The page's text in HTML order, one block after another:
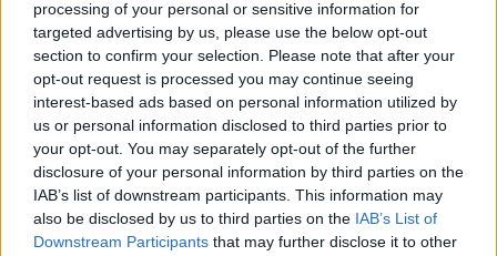
processing of your personal or sensitive information for
targeted advertising by us, please use the below opt-out
section to confirm your selection. Please note that after your
opt-out request is processed you may continue seeing
interest-based ads based on personal information utilized by
us or personal information disclosed to third parties prior to
your opt-out. You may separately opt-out of the further
disclosure of your personal information by third parties on the
IAB’s list of downstream participants. This information may
also be disclosed by us to third parties on the IAB’s List of
Downstream Participants that may further disclose it to other